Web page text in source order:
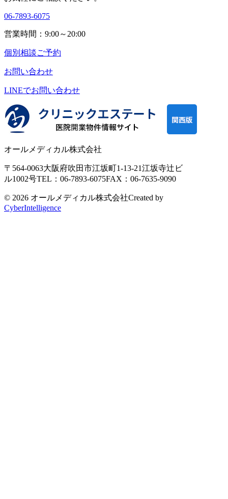
06-7893-6075
営業時間：9:00～20:00
個別相談ご予約
お問い合わせ
LINEでお問い合わせ
オールメディカル株式会社
〒564-0063大阪府吹田市江坂町1-13-21江坂寺辻ビ
ル1002号TEL：06-7893-6075FAX：06-7635-9090
© 2026 オールメディカル株式会社Created by
CyberIntelligence